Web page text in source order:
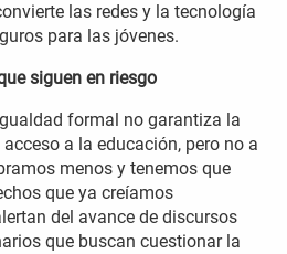
las redes y la tecnología
para las jóvenes.
siguen en riesgo
formal no garantiza la
a la educación, pero no a
menos y tenemos que
que ya creíamos
del avance de discursos
que buscan cuestionar la